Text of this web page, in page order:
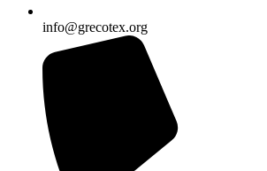
info@grecotex.org